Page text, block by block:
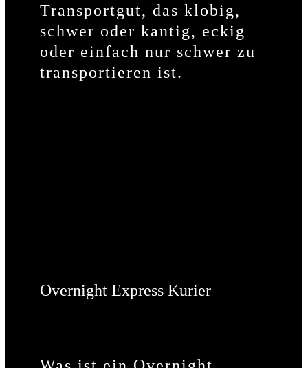
Transportgut, das klobig,
schwer oder kantig, eckig
oder einfach nur schwer zu
transportieren ist.
Overnight Express Kurier